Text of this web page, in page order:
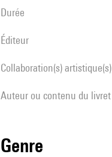
durée
éditeur
Collaboration(s) artistique(s)
Auteur ou contenu du livret
genre